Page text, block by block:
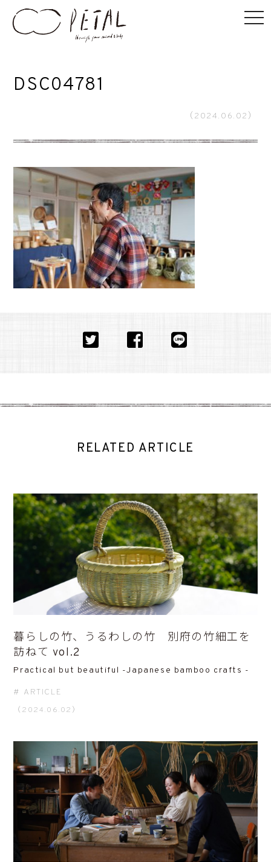
DSC04781
（2024.06.02）
RELATED ARTICLE
暮らしの竹、うるわしの竹 別府の竹細工を
訪ねて vol.2
Practical but beautiful -Japanese bamboo crafts -
ARTICLE
（2024.06.02）